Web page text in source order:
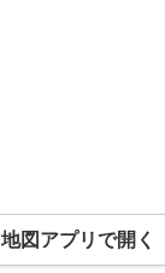
地図アプリで開く